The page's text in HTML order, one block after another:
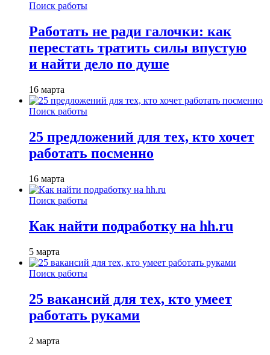
Поиск работы
Работать не ради галочки: как
перестать тратить силы впустую
и найти дело по душе
16 марта
Поиск работы
25 предложений для тех, кто хочет
работать посменно
16 марта
Поиск работы
Как найти подработку на hh.ru
5 марта
Поиск работы
25 вакансий для тех, кто умеет
работать руками
2 марта